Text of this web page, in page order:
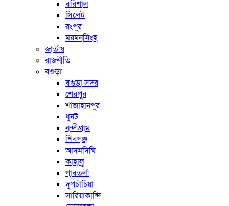
বরিশাল
সিলেট
রংপুর
ময়মনসিংহ
জাতীয়
রাজনীতি
বগুড়া
বগুড়া সদর
শেরপুর
শাজাহানপুর
ধুনট
নন্দীগ্রাম
শিবগঞ্জ
আদমদিঘি
কাহালু
গাবতলী
দুপচাঁচিয়া
সারিয়াকান্দি